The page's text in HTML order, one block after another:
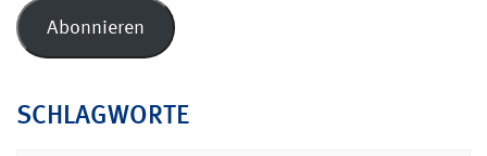
Adresse
Abonnieren
SCHLAGWORTE